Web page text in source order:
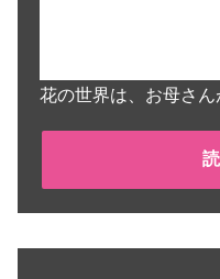
花の世界は、お母さん